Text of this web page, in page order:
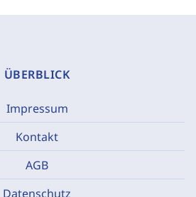
ÜBERBLICK
Impressum
Kontakt
AGB
Datenschutz